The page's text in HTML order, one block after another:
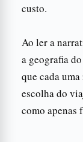
custo.
Ao ler a
a geografia
que cada
escolha do
como apenas